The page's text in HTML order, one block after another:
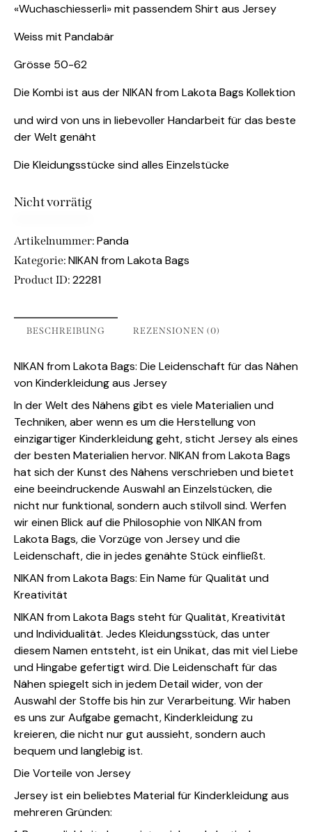
«Wuchaschiesserli» mit passendem Shirt aus Jersey
Weiss mit Pandabär
Grösse 50-62
Die Kombi ist aus der NIKAN from Lakota Bags Kollektion
und wird von uns in liebevoller Handarbeit für das beste
der Welt genäht
Die Kleidungsstücke sind alles Einzelstücke
Nicht vorrätig
Artikelnummer: Panda
Kategorie: NIKAN from Lakota Bags
Product ID: 22281
BESCHREIBUNG REZENSIONEN (0)
NIKAN from Lakota Bags: Die Leidenschaft für das Nähen
von Kinderkleidung aus Jersey
In der Welt des Nähens gibt es viele Materialien und
Techniken, aber wenn es um die Herstellung von
einzigartiger Kinderkleidung geht, sticht Jersey als eines
der besten Materialien hervor. NIKAN from Lakota Bags
hat sich der Kunst des Nähens verschrieben und bietet
eine beeindruckende Auswahl an Einzelstücken, die
nicht nur funktional, sondern auch stilvoll sind. Werfen
wir einen Blick auf die Philosophie von NIKAN from
Lakota Bags, die Vorzüge von Jersey und die
Leidenschaft, die in jedes genähte Stück einfließt.
NIKAN from Lakota Bags: Ein Name für Qualität und
Kreativität
NIKAN from Lakota Bags steht für Qualität, Kreativität
und Individualität. Jedes Kleidungsstück, das unter
diesem Namen entsteht, ist ein Unikat, das mit viel Liebe
und Hingabe gefertigt wird. Die Leidenschaft für das
Nähen spiegelt sich in jedem Detail wider, von der
Auswahl der Stoffe bis hin zur Verarbeitung. Wir haben
es uns zur Aufgabe gemacht, Kinderkleidung zu
kreieren, die nicht nur gut aussieht, sondern auch
bequem und langlebig ist.
Die Vorteile von Jersey
Jersey ist ein beliebtes Material für Kinderkleidung aus
mehreren Gründen: